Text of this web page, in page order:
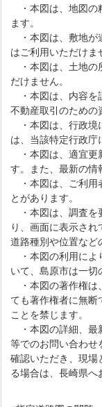
・本図は、地図の
ます。
・本図は、敷地が
はご利用いただけま
・本図は、土地の
だけません。
・本図は、内容を
不動産取引のための
・本図は、行政境
は、当該特定行政庁
・本図は、適宜更
す。また、最新の情
・本図は、ご利用
とがあります。
・本図は、調査を
り、画面に表示さ
道路種別や位置など
・本図の利用によ
いて、島原市は一切
・本図の著作権は
ても著作権者に無断
ことを禁じます。
・本図の詳細、最
等でのお問い合わせ
確認いただき、現場
る場合は、長崎県へ